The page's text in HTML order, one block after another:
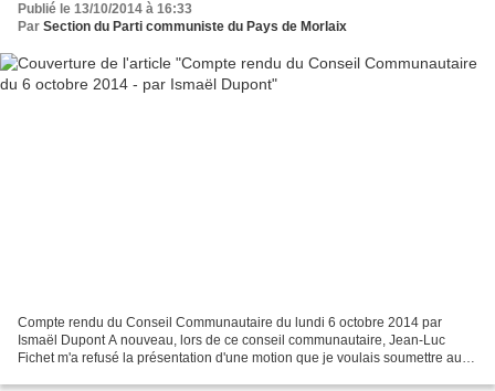
Publié le 13/10/2014 à 16:33
Par Section du Parti communiste du Pays de Morlaix
Compte rendu du Conseil Communautaire du lundi 6 octobre 2014 par
Ismaël Dupont A nouveau, lors de ce conseil communautaire, Jean-Luc
Fichet m'a refusé la présentation d'une motion que je voulais soumettre au